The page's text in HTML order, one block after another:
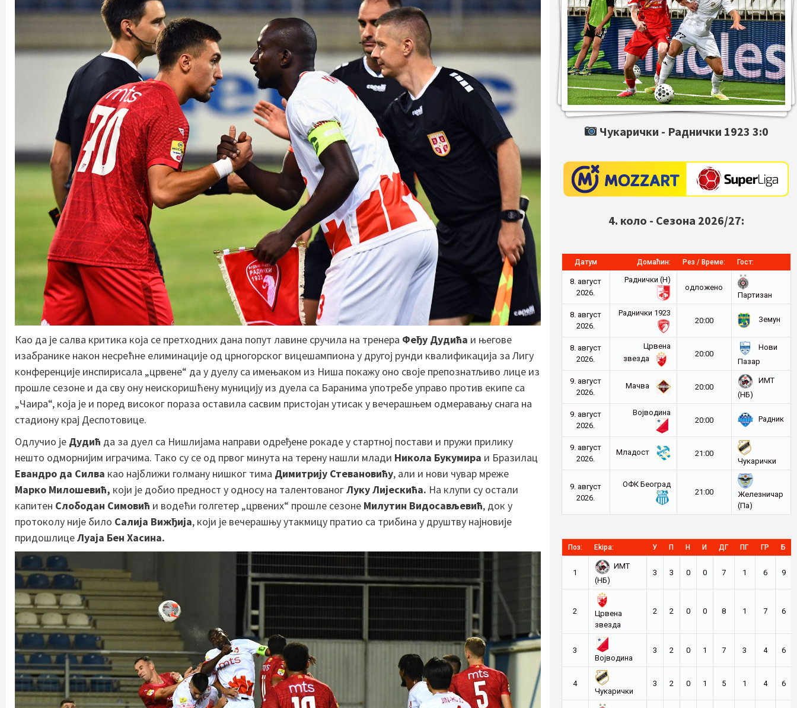
Као да је салва критика која се претходних дана попут лавине сручила на тренера Феђу Дудића и његове
изабранике након несрећне елиминације од црногорског вицешампиона у другој рунди квалификација за Лигу
конференције инспирисала „црвене“ да у дуелу са имењаком из Ниша покажу оно своје препознатљиво лице из
прошле сезоне и да сву ону неискоришћену муницију из дуела са Баранима употребе управо против екипе са
„Чаира“, која је и поред високог пораза оставила сасвим пристојан утисак у вечерашњем одмеравању снага на
стадиону крај Деспотовице.
Одлучио је Дудић да за дуел са Нишлијама направи одређене рокаде у стартној постави и пружи прилику
нешто одморнијим играчима. Тако су се од првог минута на терену нашли млади Никола Букумира и Бразилац
Евандро да Силва као најближи голману нишког тима Димитрију Стевановићу, али и нови чувар мреже
Марко Милошевић, који је добио предност у односу на талентованогЛуку Лијескића. На клупи су остали
капитен Слободан Симовић и водећи голгетер „црвених“ прошле сезоне Милутин Видосављевић, док у
протоколу није било Салија Вижђија, који је вечерашњу утакмицу пратио са трибина у друштву најновије
придошлицеЛуаја Бен Хасина.
Чукарички - Раднички 1923 3:0
4. коло - Сезона 2026/27:
Датум Домаћин: Рез / Време: Гост:
8. август
2026.
Раднички (Н)
oдложено
Партизан
8. август
2026.
Раднички 1923
20:00
Земун
8. август
2026.
Црвена
звезда
20:00
Нови
Пазар
9. август
2026.
Мачва 20:00
ИМТ
(НБ)
9. август
2026.
Војводина
20:00
Радник
9. август
2026.
Младост
21:00
Чукарички
9. август
2026.
ОФК Београд
21:00
Железничар
(Па)
Поз: Ekipa: У П Н И ДГ ПГ ГР Б
1
ИМТ
(НБ)
3 3 0 0 7 1 6 9
2
Црвена
звезда
2 2 0 0 8 1 7 6
3
Војводина
3 2 0 1 7 3 4 6
4
Чукарички
3 2 0 1 5 1 4 6